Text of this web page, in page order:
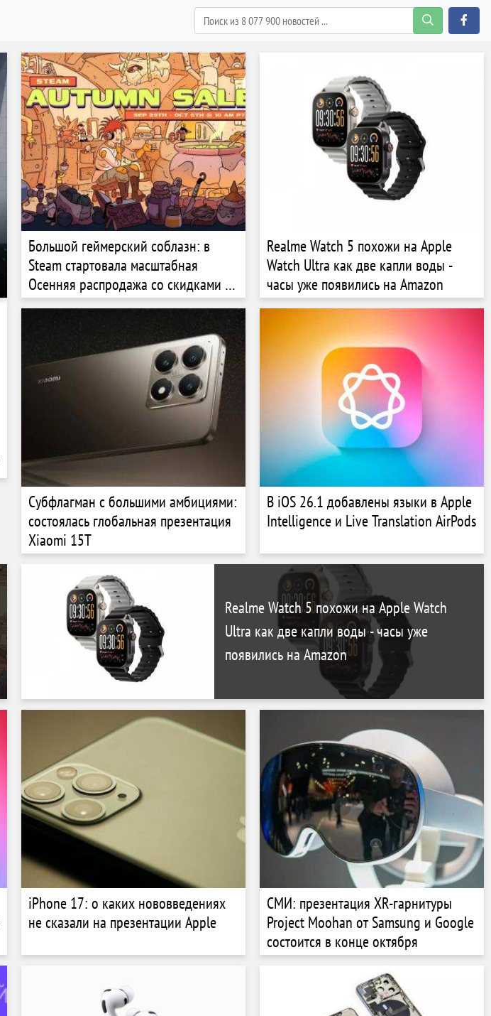
Большой геймерский соблазн: в
Steam стартовала масштабная
Осенняя распродажа со скидками на
сотни крутых игр
Realme Watch 5 похожи на Apple
Watch Ultra как две капли воды -
часы уже появились на Amazon
Субфлагман с большими амбициями:
состоялась глобальная презентация
Xiaomi 15T
В iOS 26.1 добавлены языки в Apple
Intelligence и Live Translation AirPods
Realme Watch 5 похожи на Apple Watch
Ultra как две капли воды - часы уже
появились на Amazon
iPhone 17: о каких нововведениях
не сказали на презентации Apple
СМИ: презентация XR-гарнитуры
Project Moohan от Samsung и Google
состоится в конце октября